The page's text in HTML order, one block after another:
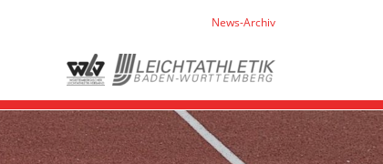
News-Archiv